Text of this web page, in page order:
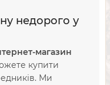
недорого у
магазин
купити
Ми